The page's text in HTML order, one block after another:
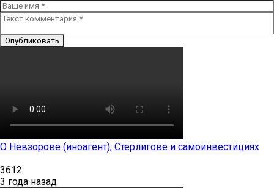
Опубликовать
О Невзорове (иноагент), Стерлигове и самоинвестициях
3612
3 года назад